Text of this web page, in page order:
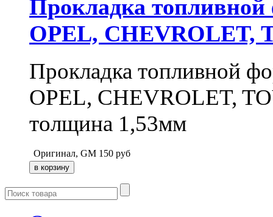
Прокладка
OPEL, CHEVROLET,
Прокладка топливной
OPEL, CHEVROLET,
толщина 1,53мм
Оригинал, GM 150 руб